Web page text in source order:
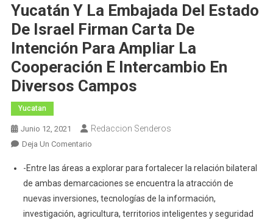
Yucatán Y La Embajada Del Estado
De Israel Firman Carta De
Intención Para Ampliar La
Cooperación E Intercambio En
Diversos Campos
Yucatan
Junio 12, 2021 Redaccion Senderos
Deja Un ComentarioEn
Y
La
Embajada
Del
-Entre las áreas a explorar para fortalecer la relación bilateral
de ambas demarcaciones se encuentra la atracción de
nuevas inversiones, tecnologías de la información,
investigación, agricultura, territorios inteligentes y seguridad